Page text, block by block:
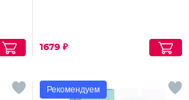
1679 ₽
Рекомендуем